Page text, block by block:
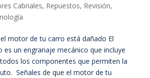
Cabriales, Repuestos, Revisión,
motor de tu carro está dañado El
es un engranaje mecánico que incluye
los componentes que permiten la
Señales de que el motor de tu